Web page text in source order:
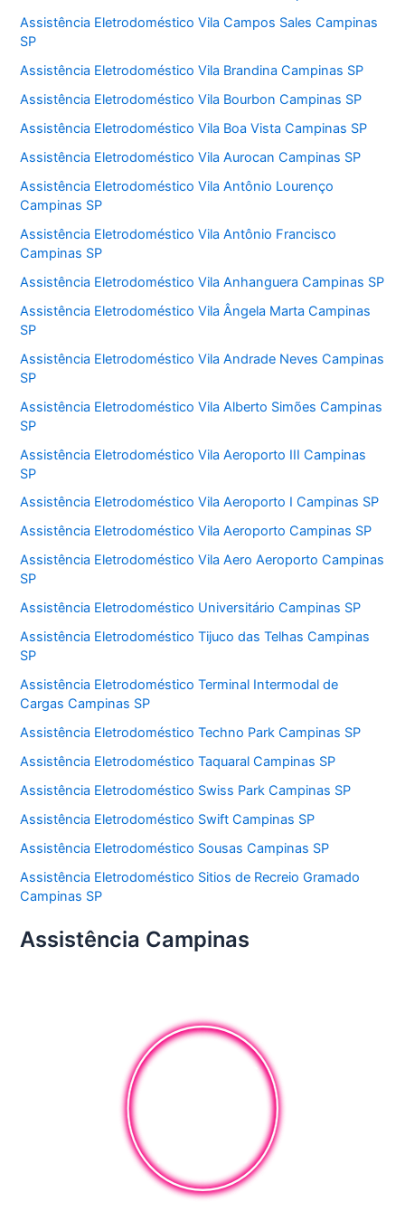
Assistência Eletrodoméstico Vila Campos Sales Campinas
SP
Assistência Eletrodoméstico Vila Brandina Campinas SP
Assistência Eletrodoméstico Vila Bourbon Campinas SP
Assistência Eletrodoméstico Vila Boa Vista Campinas SP
Assistência Eletrodoméstico Vila Aurocan Campinas SP
Assistência Eletrodoméstico Vila Antônio Lourenço
Campinas SP
Assistência Eletrodoméstico Vila Antônio Francisco
Campinas SP
Assistência Eletrodoméstico Vila Anhanguera Campinas SP
Assistência Eletrodoméstico Vila Ângela Marta Campinas
SP
Assistência Eletrodoméstico Vila Andrade Neves Campinas
SP
Assistência Eletrodoméstico Vila Alberto Simões Campinas
SP
Assistência Eletrodoméstico Vila Aeroporto III Campinas
SP
Assistência Eletrodoméstico Vila Aeroporto I Campinas SP
Assistência Eletrodoméstico Vila Aeroporto Campinas SP
Assistência Eletrodoméstico Vila Aero Aeroporto Campinas
SP
Assistência Eletrodoméstico Universitário Campinas SP
Assistência Eletrodoméstico Tijuco das Telhas Campinas
SP
Assistência Eletrodoméstico Terminal Intermodal de
Cargas Campinas SP
Assistência Eletrodoméstico Techno Park Campinas SP
Assistência Eletrodoméstico Taquaral Campinas SP
Assistência Eletrodoméstico Swiss Park Campinas SP
Assistência Eletrodoméstico Swift Campinas SP
Assistência Eletrodoméstico Sousas Campinas SP
Assistência Eletrodoméstico Sitios de Recreio Gramado
Campinas SP
Assistência Campinas